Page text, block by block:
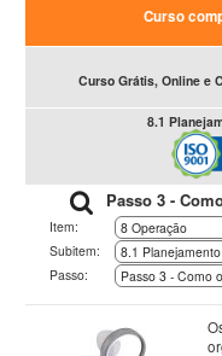
Curso
Curso Grátis, Online e
8.1
Passo 3 -
Item:
Subitem:
Passo: